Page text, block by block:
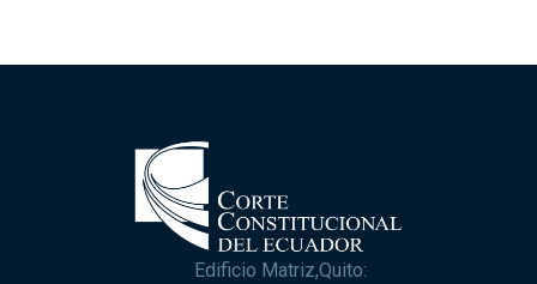
Edificio Matriz,Quito: